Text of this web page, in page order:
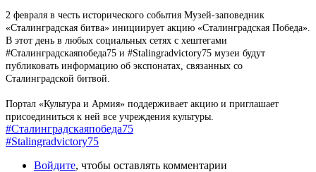
2 февраля в честь исторического события Музей-заповедник
«Сталинградская битва» инициирует акцию «Сталинградская Победа».
В этот день в любых социальных сетях с хештегами
#Сталинградскаяпобеда75 и #Stalingradvictory75 музеи будут
публиковать информацию об экспонатах, связанных со
Сталинградской битвой.
Портал «Культура и Армия» поддерживает акцию и приглашает
присоединиться к ней все учреждения культуры.
#Сталинградскаяпобеда75
#Stalingradvictory75
Войдите, чтобы оставлять комментарии